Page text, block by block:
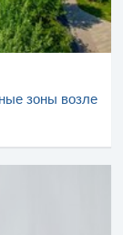
зоны возле